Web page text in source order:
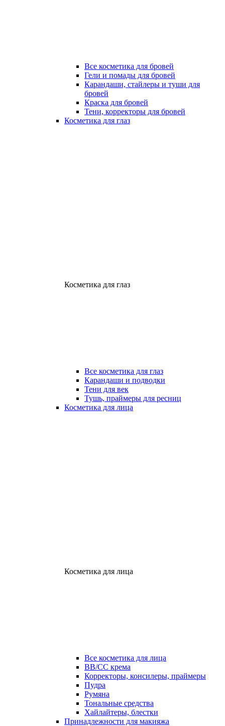
Все косметика для бровей
Гели и помады для бровей
Карандаши, стайлеры и туши для
бровей
Краска для бровей
Тени, корректоры для бровей
Косметика для глаз
Косметика для глаз
Все косметика для глаз
Карандаши и подводки
Тени для век
Тушь, праймеры для ресниц
Косметика для лица
Косметика для лица
Все косметика для лица
ВВ/СС крема
Корректоры, консилеры, праймеры
Пудра
Румяна
Тональные средства
Хайлайтеры, блестки
Принадлежности для макияжа